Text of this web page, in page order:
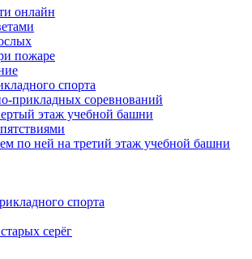
онлайн
пожаре
спорта
прикладных соревнований
этаж учебной башни
по ней на третий этаж учебной башни
спорта
серёг